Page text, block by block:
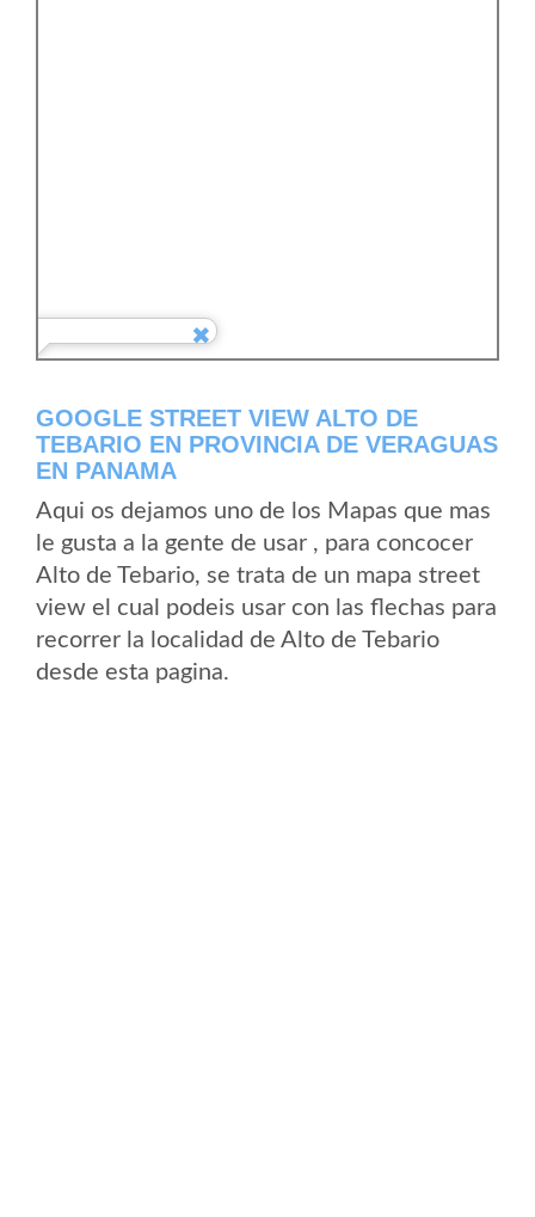
GOOGLE STREET VIEW ALTO DE
TEBARIO EN PROVINCIA DE VERAGUAS
EN PANAMA
Aqui os dejamos uno de los Mapas que mas
le gusta a la gente de usar , para concocer
Alto de Tebario, se trata de un mapa street
view el cual podeis usar con las flechas para
recorrer la localidad de Alto de Tebario
desde esta pagina.